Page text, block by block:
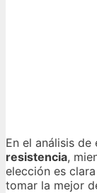
En el análisis
resistencia,
elección es
tomar la mejor